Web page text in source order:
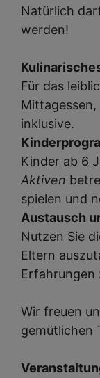
Natürlich
werden!
Für das
Mittagessen,
inklusive.
Kinder ab 6
Aktiven
spielen und
Austausch
Nutzen Sie
Eltern
Erfahrungen
Wir freuen
gemütlichen